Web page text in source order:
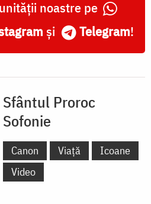
noastre pe
și Telegram!
Sfântul Proroc
Sofonie
Canon Viață
Icoane
Video